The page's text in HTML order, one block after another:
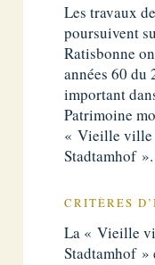
Les travaux
poursuivent
Ratisbonne
années 60 du
important
Patrimoine
« Vieille ville
Stadtamhof ».
CRITÈRES
La « Vieille
Stadtamhof »